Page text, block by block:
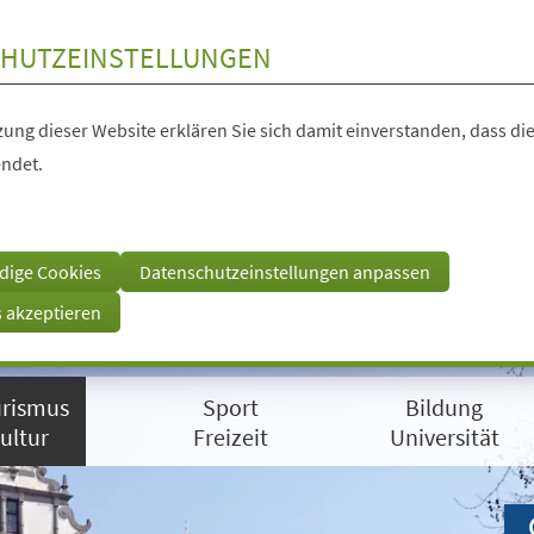
dieser Website erklären Sie sich damit einverstanden, dass
Cookies
Datenschutzeinstellungen anpassen
akzeptieren
Sport
Freizeit
Bildung
Universität